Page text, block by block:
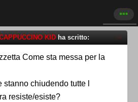
KID ha scritto:
Come sta messa per la
stanno chiudendo tutte l
resiste/esiste?